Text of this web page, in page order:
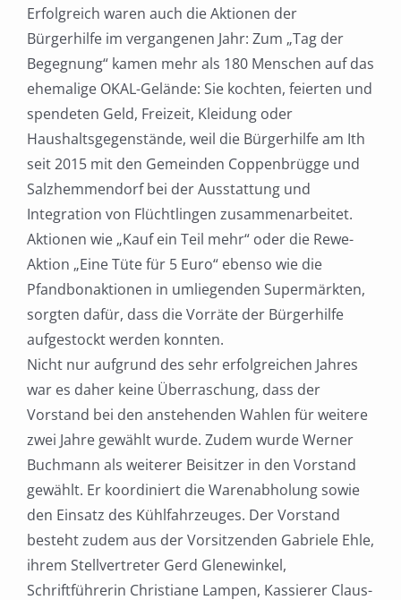
Erfolgreich waren auch die Aktionen der
Bürgerhilfe im vergangenen Jahr: Zum „Tag der
Begegnung“ kamen mehr als 180 Menschen auf das
ehemalige OKAL-Gelände: Sie kochten, feierten und
spendeten Geld, Freizeit, Kleidung oder
Haushaltsgegenstände, weil die Bürgerhilfe am Ith
seit 2015 mit den Gemeinden Coppenbrügge und
Salzhemmendorf bei der Ausstattung und
Integration von Flüchtlingen zusammenarbeitet.
Aktionen wie „Kauf ein Teil mehr“ oder die Rewe-
Aktion „Eine Tüte für 5 Euro“ ebenso wie die
Pfandbonaktionen in umliegenden Supermärkten,
sorgten dafür, dass die Vorräte der Bürgerhilfe
aufgestockt werden konnten.
Nicht nur aufgrund des sehr erfolgreichen Jahres
war es daher keine Überraschung, dass der
Vorstand bei den anstehenden Wahlen für weitere
zwei Jahre gewählt wurde. Zudem wurde Werner
Buchmann als weiterer Beisitzer in den Vorstand
gewählt. Er koordiniert die Warenabholung sowie
den Einsatz des Kühlfahrzeuges. Der Vorstand
besteht zudem aus der Vorsitzenden Gabriele Ehle,
ihrem Stellvertreter Gerd Glenewinkel,
Schriftführerin Christiane Lampen, Kassierer Claus-